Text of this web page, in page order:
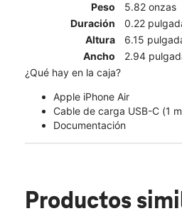
Peso
5.82 onzas
Duración
0.22
Altura
6.15
Ancho
2.94
¿Qué hay en la caja?
Apple iPhone Air
Cable de carga USB-C (1
Documentación
Productos